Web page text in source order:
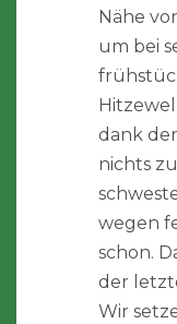
Nähe
um bei
dank
nichts
wegen
schon.
der
Wir